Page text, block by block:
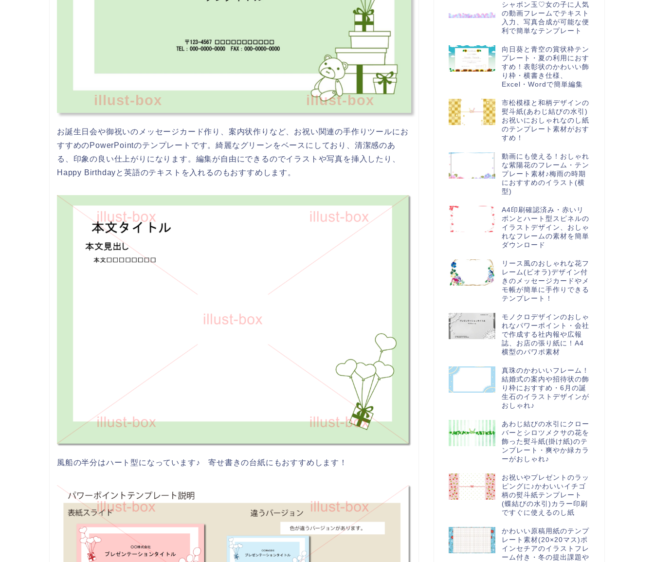
illust-box illust-box
お誕生日会や御祝いのメッセージカード作り、案内状作りなど、お祝い関連の手作りツールにお
すすめのPowerPointのテンプレートです。綺麗なグリーンをベースにしており、清潔感のあ
る、印象の良い仕上がりになります。編集が自由にできるのでイラストや写真を挿入したり、
Happy Birthdayと英語のテキストを入れるのもおすすめします。
風船の半分はハート型になっています♪ 寄せ書きの台紙にもおすすめします！
シャボン玉♡女の子に人気
の動画フレームでテキスト
入力、写真合成が可能な便
利で簡単なテンプレート
向日葵と青空の賞状枠テン
プレート・夏の利用におす
すめ！表彰状のかわいい飾
り枠・横書き仕様、
Excel・Wordで簡単編集
市松模様と和柄デザインの
熨斗紙(あわじ結びの水引)
お祝いにおしゃれなのし紙
のテンプレート素材がおす
すめ！
動画にも使える！おしゃれ
な紫陽花のフレーム・テン
プレート素材♪梅雨の時期
におすすめのイラスト(横
型)
A4印刷確認済み・赤いリ
ボンとハート型スピネルの
イラストデザイン、おしゃ
れなフレームの素材を簡単
ダウンロード
リース風のおしゃれな花フ
レーム(ビオラ)デザイン付
きのメッセージカードやメ
モ帳が簡単に手作りできる
テンプレート！
モノクロデザインのおしゃ
れなパワーポイント・会社
で作成する社内報や広報
誌、お店の張り紙に！A4
横型のパワポ素材
真珠のかわいいフレーム！
結婚式の案内や招待状の飾
り枠におすすめ・6月の誕
生石のイラストデザインが
おしゃれ♪
あわじ結びの水引にクロー
バーとシロツメクサの花を
飾った熨斗紙(掛け紙)のテ
ンプレート・爽やか緑カラ
ーがおしゃれ♪
お祝いやプレゼントのラッ
ピングに♪かわいいイチゴ
柄の熨斗紙テンプレート
(蝶結びの水引)カラー印刷
ですぐに使えるのし紙
かわいい原稿用紙のテンプ
レート素材(20×20マス)ポ
インセチアのイラストフレ
ーム付き・冬の提出課題や